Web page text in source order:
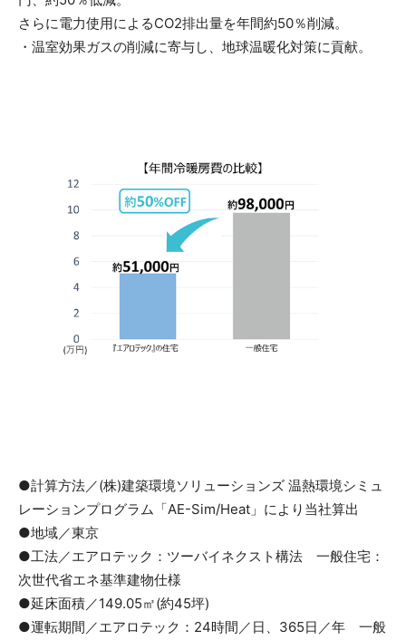
さらに電力使用によるCO2排出量を年間約50％削減。
・温室効果ガスの削減に寄与し、地球温暖化対策に貢献。
●計算方法／(株)建築環境ソリューションズ 温熱環境シミュ
レーションプログラム「AE-Sim/Heat」により当社算出
●地域／東京
●工法／エアロテック：ツーバイネクスト構法 一般住宅：
次世代省エネ基準建物仕様
●延床面積／149.05㎡(約45坪)
●運転期間／エアロテック：24時間／日、365日／年 一般